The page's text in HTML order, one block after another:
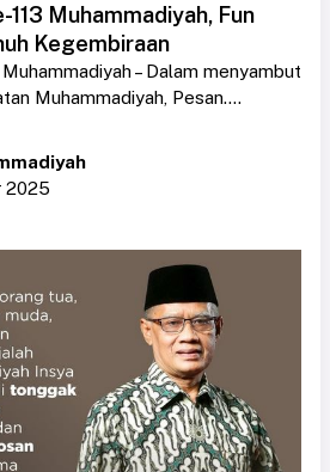
Muhammadiyah, Fun
Kegembiraan
– Dalam menyambut
Muhammadiyah, Pesan....
2025